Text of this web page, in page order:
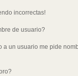
incorrectas!
de usuario?
un usuario me pide